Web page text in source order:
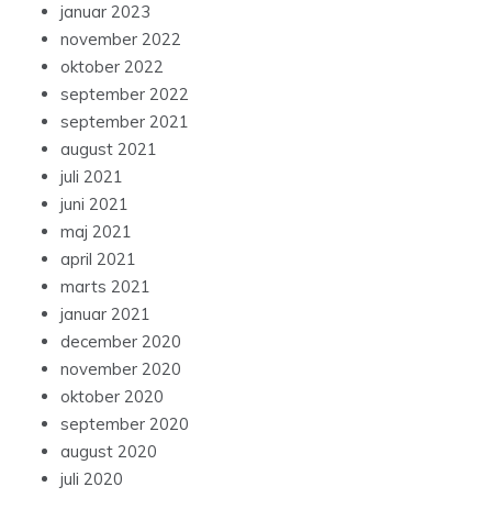
januar 2023
november 2022
oktober 2022
september 2022
september 2021
august 2021
juli 2021
juni 2021
maj 2021
april 2021
marts 2021
januar 2021
december 2020
november 2020
oktober 2020
september 2020
august 2020
juli 2020